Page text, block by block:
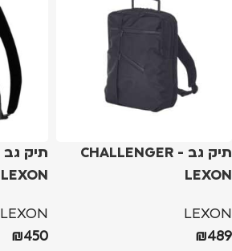
תיק גב CHALLENGER -
LEXON
LEXON
₪489
LEXON
LEXON
₪450